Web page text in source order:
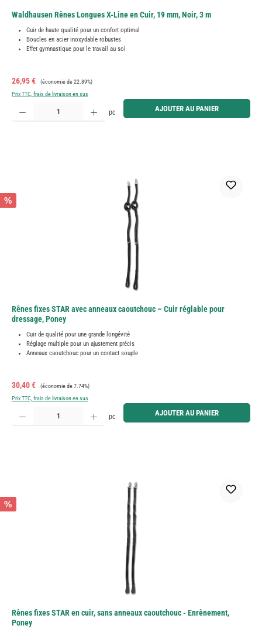
Waldhausen Rênes Longues X-Line en Cuir, 19 mm, Noir, 3 m
Cuir de haute qualité pour un confort optimal
Boucles en acier inoxydable robustes
Effet gymnastique pour le travail au sol
Prix de vente :
26,95 € Prix régulier :
(économie de 22.89%)
Prix TTC, frais de livraison en sus
Quantité de produit : Entrez la quantité souhaitée ou utilisez les boutons pour augmenter ou
pc AJOUTER AU PANIER
%
Rênes fixes STAR avec anneaux caoutchouc – Cuir réglable pour
dressage, Poney
Cuir de qualité pour une grande longévité
Réglage multiple pour un ajustement précis
Anneaux caoutchouc pour un contact souple
Prix de vente :
30,40 € Prix régulier :
(économie de 7.74%)
Prix TTC, frais de livraison en sus
Quantité de produit : Entrez la quantité souhaitée ou utilisez les boutons pour augmenter ou
pc AJOUTER AU PANIER
%
Rênes fixes STAR en cuir, sans anneaux caoutchouc - Enrênement,
Poney